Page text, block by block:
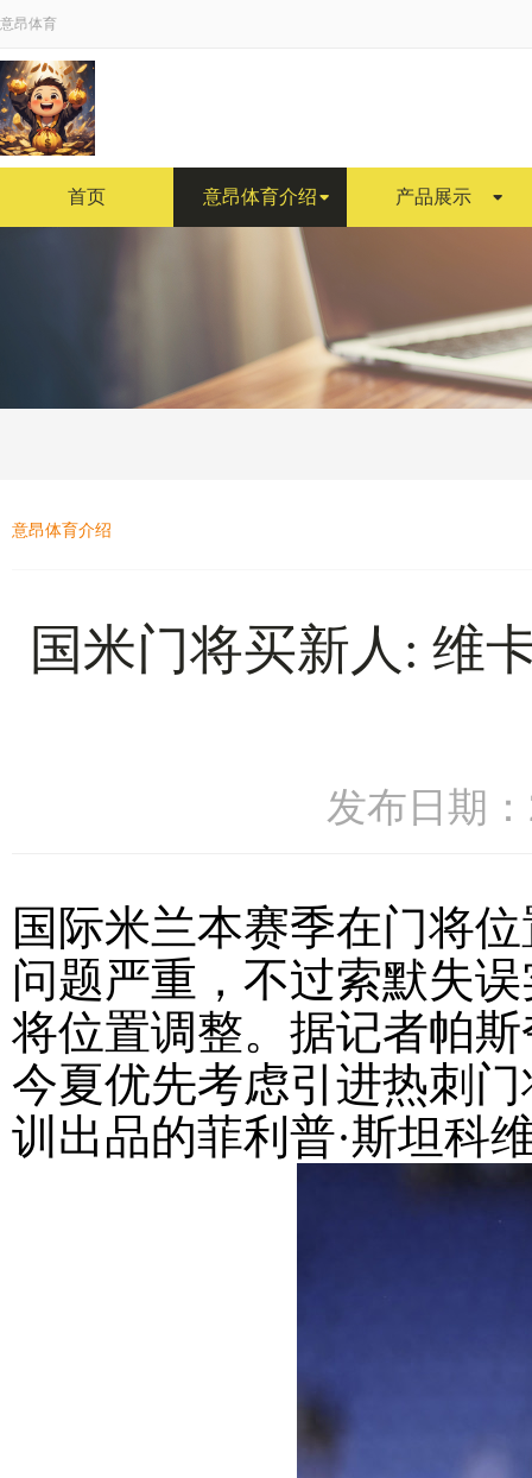
意昂体育
首页 意昂体育介绍 产品展示
意昂体育介绍
国米门将买新人: 维
发布日期
国际米兰本赛季在门将
问题严重，不过索默失
将位置调整。据记者帕
今夏优先考虑引进热刺
训出品的菲利普·斯坦科